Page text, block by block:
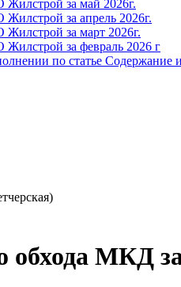
за май 2026г.
за апрель 2026г.
за март 2026г.
за февраль 2026 г
по статье
МКД за